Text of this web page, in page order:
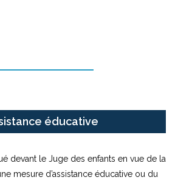
éducative
devant le Juge des enfants en vue de la
mesure d’assistance éducative ou du